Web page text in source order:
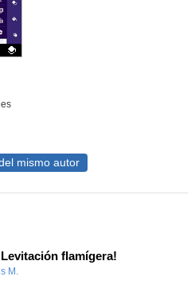
mismo autor
flamígera!
M.